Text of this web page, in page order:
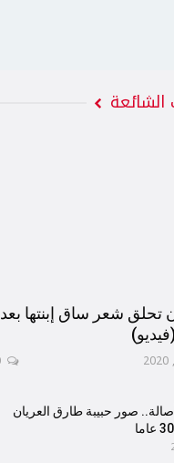
الشائعة
تحلق شعر ساق إبنتها بعد
صور حبيبة طارق العريان